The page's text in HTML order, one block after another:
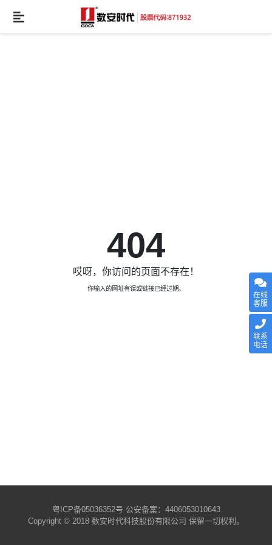
404
哎呀，你访问的页面不存在！
你输入的网址有误或链接已经过期。
粤ICP备05036352号 公安备案：4406053010643
Copyright © 2018 数安时代科技股份有限公司 保留一切权利。
在线
客服
联系
电话